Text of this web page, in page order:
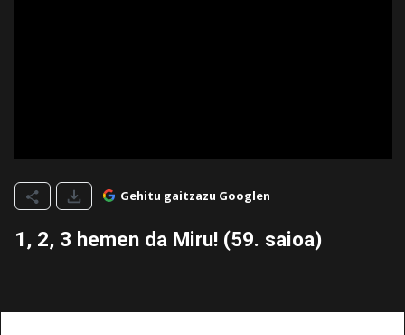
Gehitu gaitzazu Googlen
1, 2, 3 hemen da Miru! (59. saioa)